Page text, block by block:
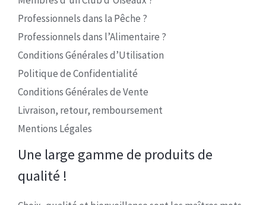
Professionnels dans la Pêche ?
Professionnels dans l’Alimentaire ?
Conditions Générales d’Utilisation
Politique de Confidentialité
Conditions Générales de Vente
Livraison, retour, remboursement
Mentions Légales
Une large gamme de produits de
qualité !